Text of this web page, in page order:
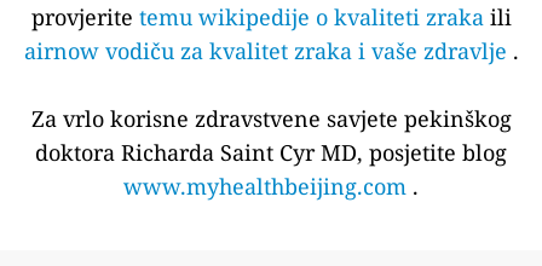
provjerite temu wikipedije o kvaliteti zrakaili
airnow vodiču za kvalitet zraka i vaše zdravlje .
Za vrlo korisne zdravstvene savjete pekinškog
doktora Richarda Saint Cyr MD, posjetite blog
www.myhealthbeijing.com .